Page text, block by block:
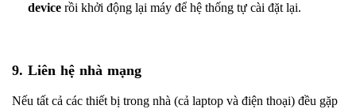
device rồi khởi động lại máy để hệ thống tự cài đặt lại.
9. Liên hệ nhà mạng
Nếu tất cả các thiết bị trong nhà (cả laptop và điện thoại) đều gặp